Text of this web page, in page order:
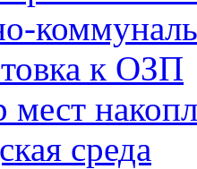
к ОЗП
мест
среда